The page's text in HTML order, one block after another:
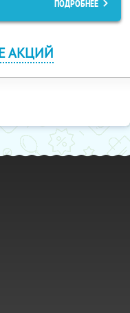
ПОДРОБНЕЕ
АКЦИЙ